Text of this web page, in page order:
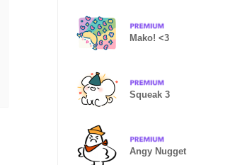
Mako! <3
Squeak 3
Angy Nugget